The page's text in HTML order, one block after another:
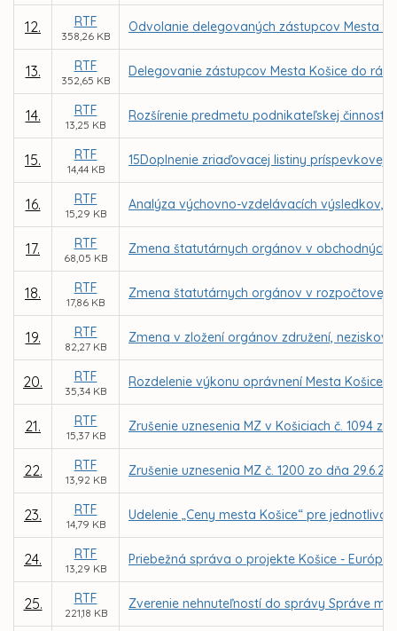
12. RTF
358,26 KB
Odvolanie delegovaných zástupcov Mesta
13. RTF
352,65 KB
Delegovanie zástupcov Mesta Košice do
14. RTF
13,25 KB
Rozšírenie predmetu podnikateľskej činnosti
15. RTF
14,44 KB
15Doplnenie zriaďovacej listiny príspevkovej
16. RTF
15,29 KB
Analýza výchovno-vzdelávacích výsledkov,
17. RTF
68,05 KB
Zmena štatutárnych orgánov v obchodných
18. RTF
17,86 KB
Zmena štatutárnych orgánov v rozpočtovej
19. RTF
82,27 KB
Zmena v zložení orgánov združení,
20. RTF
35,34 KB
Rozdelenie výkonu oprávnení Mesta Košice
21. RTF
15,37 KB
Zrušenie uznesenia MZ v Košiciach č. 1094
22. RTF
13,92 KB
Zrušenie uznesenia MZ č. 1200 zo dňa
23. RTF
14,79 KB
Udelenie „Ceny mesta Košice“ pre
24. RTF
13,29 KB
Priebežná správa o projekte Košice -
25. RTF
221,18 KB
Zverenie nehnuteľností do správy Správe